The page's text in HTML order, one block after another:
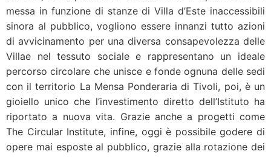
messa in funzione di stanze di Villa d’Este inaccessibili
sinora al pubblico, vogliono essere innanzi tutto azioni
di avvicinamento per una diversa consapevolezza delle
Villae nel tessuto sociale e rappresentano un ideale
percorso circolare che unisce e fonde ognuna delle sedi
con il territorio La Mensa Ponderaria di Tivoli, poi, è un
gioiello unico che l’investimento diretto dell’Istituto ha
riportato a nuova vita. Grazie anche a progetti come
The Circular Institute, infine, oggi è possibile godere di
opere mai esposte al pubblico, grazie alla rotazione dei